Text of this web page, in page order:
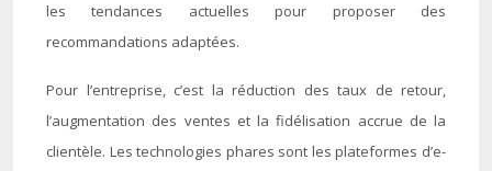
les tendances actuelles pour proposer des
recommandations adaptées.
Pour l’entreprise, c’est la réduction des taux de retour,
l’augmentation des ventes et la fidélisation accrue de la
clientèle. Les technologies phares sont les plateformes d’e-